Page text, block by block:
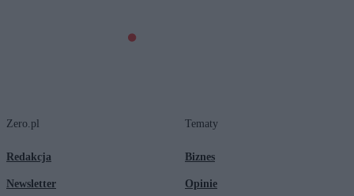
Zero.pl
Redakcja
Newsletter
Tematy
Biznes
Opinie